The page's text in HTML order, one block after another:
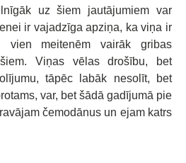
uz šiem jautājumiem var
ir vajadzīga apziņa, ka viņa ir
vien meitenēm vairāk gribas
Viņas vēlas drošību, bet
tāpēc labāk nesolīt, bet
var, bet šādā gadījumā pie
čemodānus un ejam katrs